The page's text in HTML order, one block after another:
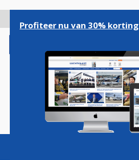
gaan
Magazine Podcasts
Profiteer nu van 30% korting